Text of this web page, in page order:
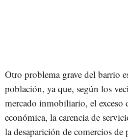
Otro problema grave del barrio
población, ya que, según los
mercado inmobiliario, el exceso
económica, la carencia de
la desaparición de comercios